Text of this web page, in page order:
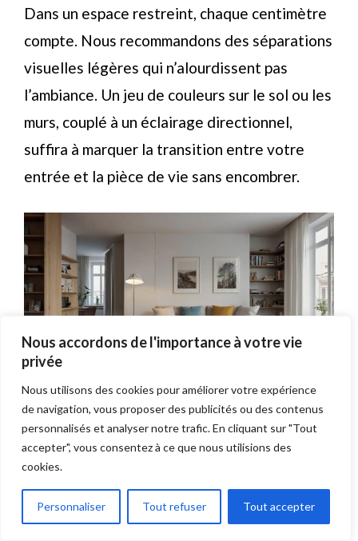
Nous accordons de l'importance à votre vie
privée
Nous utilisons des cookies pour améliorer votre expérience
de navigation, vous proposer des publicités ou des contenus
personnalisés et analyser notre trafic. En cliquant sur "Tout
accepter", vous consentez à ce que nous utilisions des
cookies.
Personnaliser Tout refuser Tout accepter
Dans un espace restreint, chaque centimètre
compte. Nous recommandons des séparations
visuelles légères qui n’alourdissent pas
l’ambiance. Un jeu de couleurs sur le sol ou les
murs, couplé à un éclairage directionnel,
suffira à marquer la transition entre votre
entrée et la pièce de vie sans encombrer.